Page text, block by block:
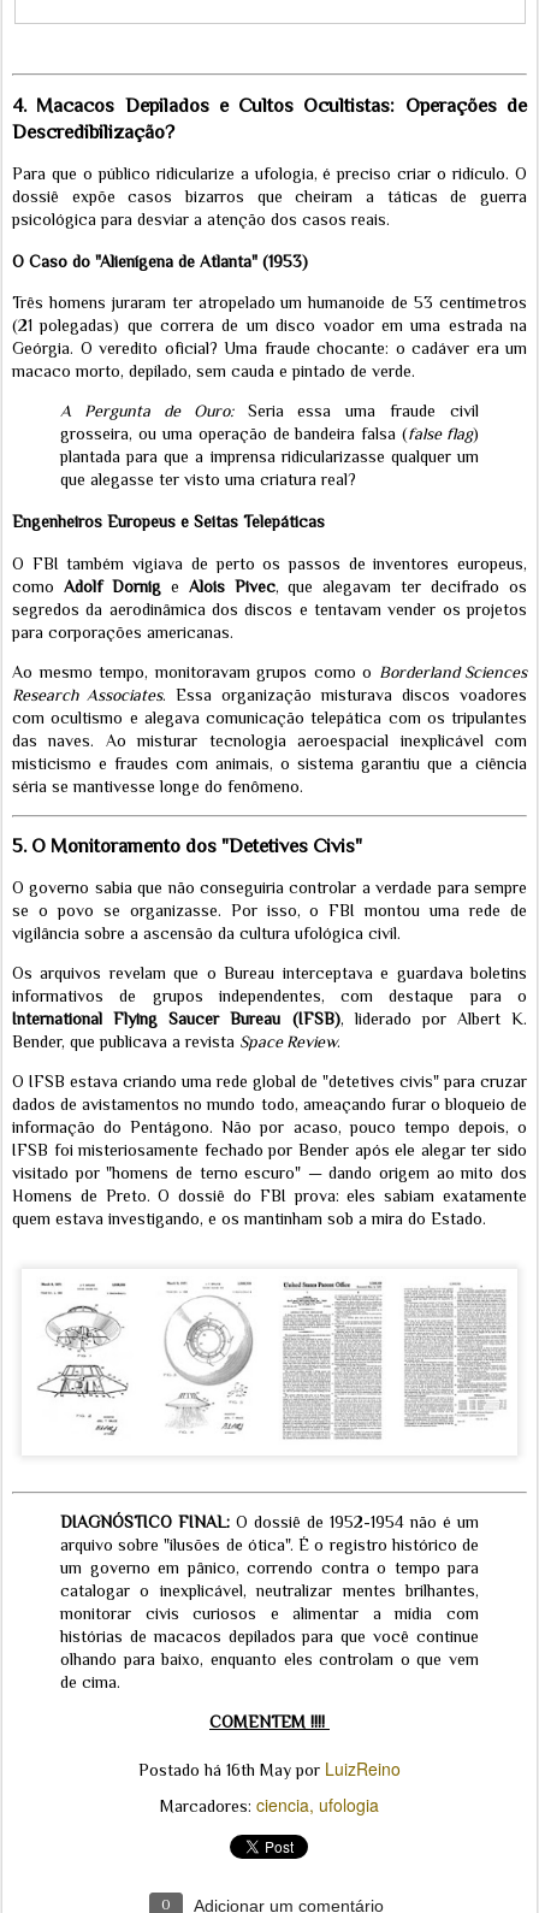
4. Macacos Depilados e Cultos Ocultistas: Operações de
Descredibilização?
Para que o público ridicularize a ufologia, é preciso criar o ridículo. O
dossiê expõe casos bizarros que cheiram a táticas de guerra
psicológica para desviar a atenção dos casos reais.
O Caso do "Alienígena de Atlanta" (1953)
Três homens juraram ter atropelado um humanoide de 53 centímetros
(21 polegadas) que correra de um disco voador em uma estrada na
Geórgia. O veredito oficial? Uma fraude chocante: o cadáver era um
macaco morto, depilado, sem cauda e pintado de verde.
A Pergunta de Ouro:Seria essa uma fraude civil
grosseira, ou uma operação de bandeira falsa (false flag)
plantada para que a imprensa ridicularizasse qualquer um
que alegasse ter visto uma criatura real?
Engenheiros Europeus e Seitas Telepáticas
O FBI também vigiava de perto os passos de inventores europeus,
como Adolf Dornig e Alois Pivec, que alegavam ter decifrado os
segredos da aerodinâmica dos discos e tentavam vender os projetos
para corporações americanas.
Ao mesmo tempo, monitoravam grupos como o Borderland Sciences
Research Associates. Essa organização misturava discos voadores
com ocultismo e alegava comunicação telepática com os tripulantes
das naves. Ao misturar tecnologia aeroespacial inexplicável com
misticismo e fraudes com animais, o sistema garantiu que a ciência
séria se mantivesse longe do fenômeno.
5. O Monitoramento dos "Detetives Civis"
O governo sabia que não conseguiria controlar a verdade para sempre
se o povo se organizasse. Por isso, o FBI montou uma rede de
vigilância sobre a ascensão da cultura ufológica civil.
Os arquivos revelam que o Bureau interceptava e guardava boletins
informativos de grupos independentes, com destaque para o
International Flying Saucer Bureau (IFSB), liderado por Albert K.
Bender, que publicava a revista Space Review.
O IFSB estava criando uma rede global de "detetives civis" para cruzar
dados de avistamentos no mundo todo, ameaçando furar o bloqueio de
informação do Pentágono. Não por acaso, pouco tempo depois, o
IFSB foi misteriosamente fechado por Bender após ele alegar ter sido
visitado por "homens de terno escuro" — dando origem ao mito dos
Homens de Preto. O dossiê do FBI prova: eles sabiam exatamente
quem estava investigando, e os mantinham sob a mira do Estado.
DIAGNÓSTICO FINAL: O dossiê de 1952-1954 não é um
arquivo sobre "ilusões de ótica". É o registro histórico de
um governo em pânico, correndo contra o tempo para
catalogar o inexplicável, neutralizar mentes brilhantes,
monitorar civis curiosos e alimentar a mídia com
histórias de macacos depilados para que você continue
olhando para baixo, enquanto eles controlam o que vem
de cima.
COMENTEM !!!!
Postado há 16th Maypor LuizReino
Marcadores: ciencia ufologia
0 Adicionar um comentário